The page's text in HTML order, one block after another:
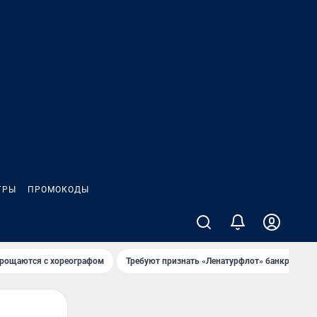
ПРОМОКОДЫ
с хореографом Требуют признать «Ленатурфлот» банкротом